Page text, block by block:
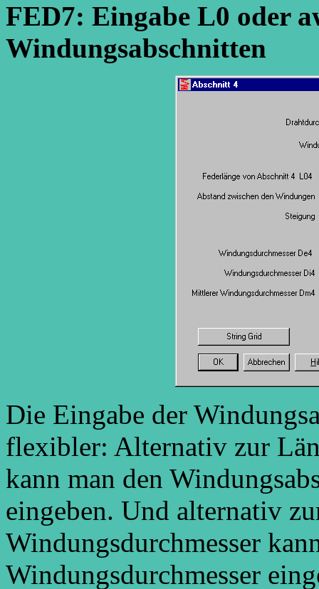
FED7: Eingabe L0 oder
Windungsabschnitten
Die Eingabe der
flexibler: Alternativ zur
kann man den
eingeben. Und alternativ
Windungsdurchmesser
Windungsdurchmesser